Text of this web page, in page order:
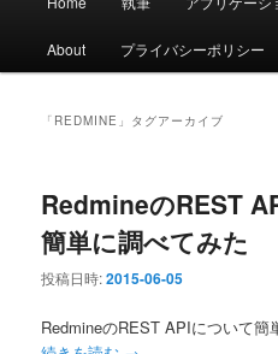
メ
About プライバシーポリシー
「 REDMINE 」タグアーカイブ
RedmineのREST
簡単に調べてみた
投稿日時:2015-06-05
RedmineのREST APIについて簡